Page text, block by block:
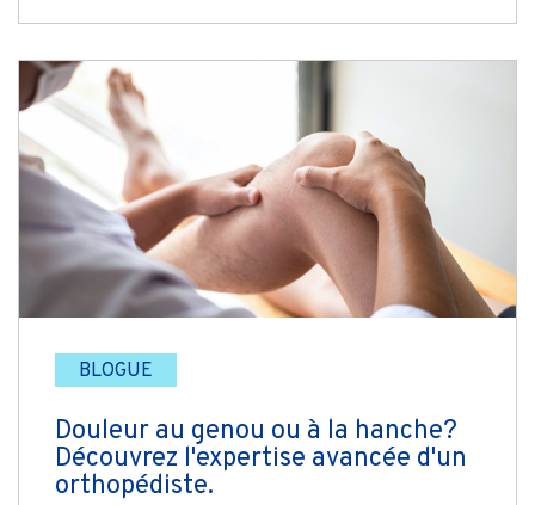
BLOGUE
Douleur au genou ou à la hanche?
Découvrez l'expertise avancée d'un
orthopédiste.